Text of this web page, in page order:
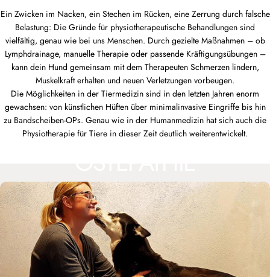
PHYSIOTHERAPIE &
Ein Zwicken im Nacken, ein Stechen im Rücken, eine Zerrung durch falsche
Belastung: Die Gründe für physiotherapeutische Behandlungen sind
vielfältig, genau wie bei uns Menschen. Durch gezielte Maßnahmen – ob
Lymphdrainage, manuelle Therapie oder passende Kräftigungsübungen –
kann dein Hund gemeinsam mit dem Therapeuten Schmerzen lindern,
Muskelkraft erhalten und neuen Verletzungen vorbeugen.
Die Möglichkeiten in der Tiermedizin sind in den letzten Jahren enorm
gewachsen: von künstlichen Hüften über minimalinvasive Eingriffe bis hin
zu Bandscheiben-OPs. Genau wie in der Humanmedizin hat sich auch die
Physiotherapie für Tiere in dieser Zeit deutlich weiterentwickelt.